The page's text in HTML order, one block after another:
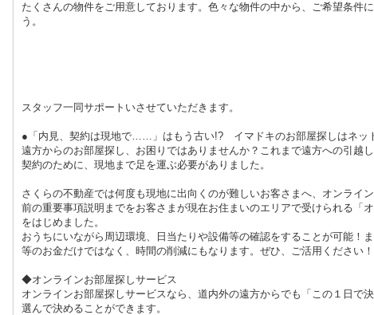
たくさんの物件をご用意しております。色々な物件の中から、ご希望条件
う。
スタッフ一同サポートいさせていただきます。
●「内見、契約は現地で……」はもう古い!? イマドキのお部屋探しはネッ
遠方からのお部屋探し、お困りではありませんか？これまで遠方への引越
契約のために、現地まで足を運ぶ必要がありました。
さくらの不動産では何度も現地に出向くのが難しいお客さまへ、オンライ
前の重要事項説明までをお客さまが現在お住まいのエリアで受けられる「
をはじめました。
おうちにいながら周辺環境、日当たりや設備等の確認をすることが可能！
等のお金だけではなく、時間の削減にもなります。ぜひ、ご活用ください！
◆オンラインお部屋探しサービス
オンラインお部屋探しサービスなら、道内外の遠方からでも「この１日で
選んで決めることができます。